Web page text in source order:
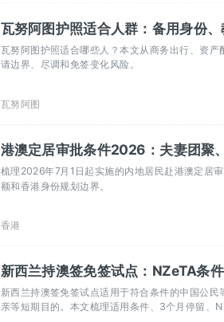
瓦努阿图护照适合人群：备用身份
瓦努阿图护照适合哪些人？本文从商务出行、资
请边界、尽调和免签变化风险。
瓦努阿图
港澳定居审批条件2026：夫妻团聚
梳理2026年7月1日起实施的内地居民赴港澳定居
额和香港身份规划边界。
香港
新西兰持澳签免签试点：NZeTA条
新西兰持澳签免签试点适用于符合条件的中国公
亲等短期目的。本文梳理适用条件、3个月停留、